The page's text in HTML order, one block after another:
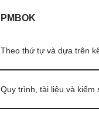
PMBOK
Theo thứ tự và dựa trên
Quy trình, tài liệu và kiểm